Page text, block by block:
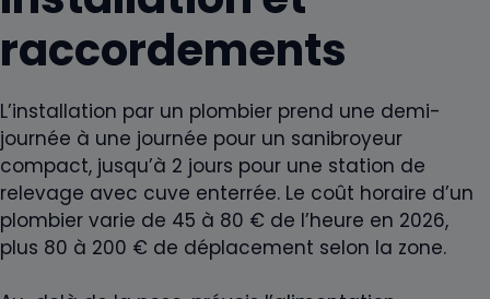
raccordements
L’installation par un plombier prend une demi-
journée à une journée pour un sanibroyeur
compact, jusqu’à 2 jours pour une station de
relevage avec cuve enterrée. Le coût horaire d’un
plombier varie de 45 à 80 € de l’heure en 2026,
plus 80 à 200 € de déplacement selon la zone.